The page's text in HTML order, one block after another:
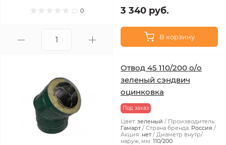
0 3 340 руб.
В корзину
Отвод 45 110/200 о/о
зеленый сэндвич
оцинковка
Под заказ
Цвет: зеленый
Производитель:
Гамарт
Страна бренда: Россия
Акция: нет
Диаметр внутр/
наруж, мм: 110/200